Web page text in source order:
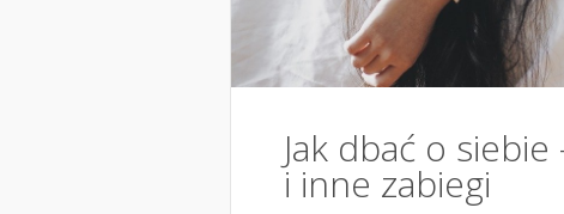
Jak dbać o
i inne zabiegi